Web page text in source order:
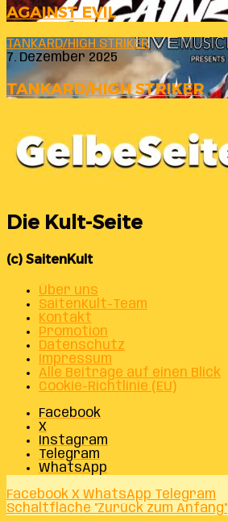
AGAINST EVIL
TANKARD/HIGH STRIKER
7. Dezember 2025
TANKARD/HIGH STRIKER
Die Kult-Seite
(c) SaitenKult
Über uns
SaitenKult-Team
Kontakt
Promotion
Datenschutz
Impressum
Alle Beiträge auf einen Blick
Cookie-Richtlinie (EU)
Facebook
X
Instagram
Telegram
WhatsApp
Facebook X WhatsApp Telegram
Schaltfläche "Zurück zum Anfang"